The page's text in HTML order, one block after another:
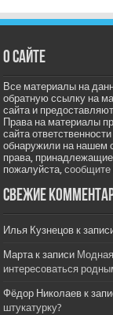
О сайте
Все материалы на
обратную ссылку на
сайта и
Права на материалы
сайта
обнаружили на нашем
права,
пожалуйста,сообщите
Свежие
Илья Кузнецов к
Мартак записи
интересоваться
Фёдор Николаев к
штукатурку?